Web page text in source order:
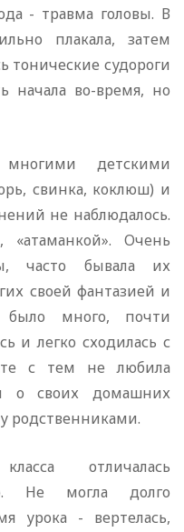
- травма головы. В
плакала, затем
тонические судороги
начала во-время, но
детскими
свинка, коклюш) и
не наблюдалось.
«атаманкой». Очень
часто бывала их
своей фантазией и
было много, почти
и легко сходилась с
с тем не любила
о своих домашних
родственниками.
отличалась
Не могла долго
урока - вертелась,